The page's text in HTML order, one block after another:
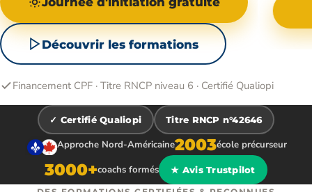
Découvrir les formations
Financement CPF · Titre RNCP niveau 6 · Certifié Qualiopi
✓ Certifié Qualiopi Titre RNCP n°42646
Approche Nord-Américaine2003école précurseur
3000+coachs formés ★ Avis Trustpilot